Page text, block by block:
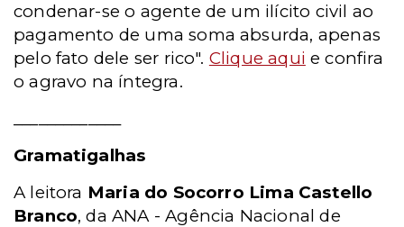
condenar-se o agente de um ilícito civil ao
pagamento de uma soma absurda, apenas
pelo fato dele ser rico". Clique aqui e confira
o agravo na íntegra.
Gramatigalhas
A leitora Maria do Socorro Lima Castello
Branco, da ANA - Agência Nacional de